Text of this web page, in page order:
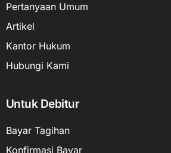
Pertanyaan Umum
Artikel
Kantor Hukum
Hubungi Kami
Untuk Debitur
Bayar Tagihan
Konfirmasi Bayar